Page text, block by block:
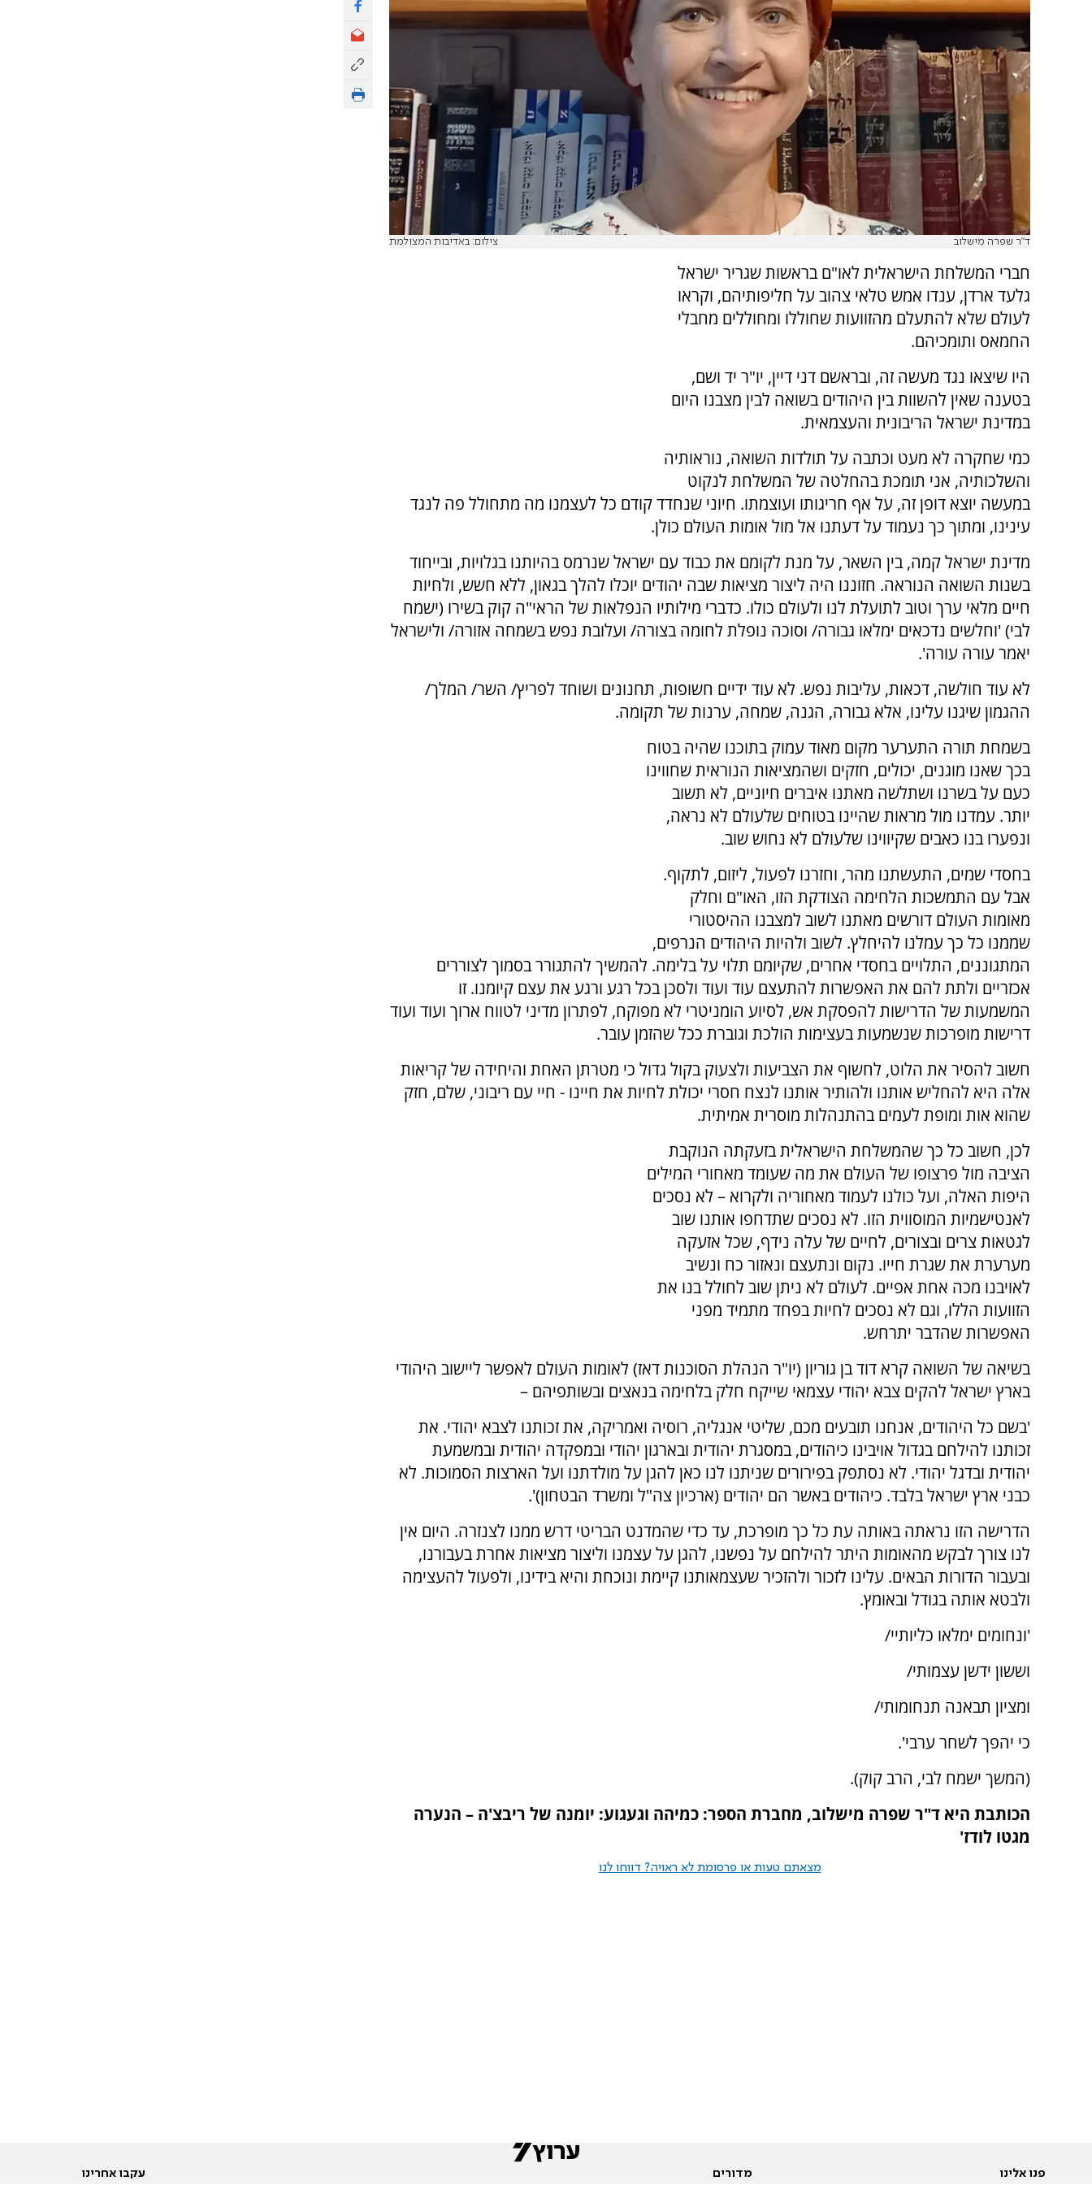
ד"ר שפרה מישלוב צילום: באדיבות המצולמת
חברי המשלחת הישראלית לאו"ם בראשות שגריר ישראל
גלעד ארדן, ענדו אמש טלאי צהוב על חליפותיהם, וקראו
לעולם שלא להתעלם מהזוועות שחוללו ומחוללים מחבלי
החמאס ותומכיהם.
היו שיצאו נגד מעשה זה, ובראשם דני דיין, יו"ר יד ושם,
בטענה שאין להשוות בין היהודים בשואה לבין מצבנו היום
במדינת ישראל הריבונית והעצמאית.
כמי שחקרה לא מעט וכתבה על תולדות השואה, נוראותיה
והשלכותיה, אני תומכת בהחלטה של המשלחת לנקוט
במעשה יוצא דופן זה, על אף חריגותו ועוצמתו. חיוני שנחדד קודם כל לעצמנו מה מתחולל פה לנגד
עינינו, ומתוך כך נעמוד על דעתנו אל מול אומות העולם כולן.
מדינת ישראל קמה, בין השאר, על מנת לקומם את כבוד עם ישראל שנרמס בהיותנו בגלויות, ובייחוד
בשנות השואה הנוראה. חזוננו היה ליצור מציאות שבה יהודים יוכלו להלך בגאון, ללא חשש, ולחיות
חיים מלאי ערך וטוב לתועלת לנו ולעולם כולו. כדברי מילותיו הנפלאות של הראי"ה קוק בשירו (ישמח
לבי) 'וחלשים נדכאים ימלאו גבורה/ וסוכה נופלת לחומה בצורה/ ועלובת נפש בשמחה אזורה/ ולישראל
יאמר עורה עורה'.
לא עוד חולשה, דכאות, עליבות נפש. לא עוד ידיים חשופות, תחנונים ושוחד לפריץ/ השר/ המלך/
ההגמון שיגנו עלינו, אלא גבורה, הגנה, שמחה, ערנות של תקומה.
בשמחת תורה התערער מקום מאוד עמוק בתוכנו שהיה בטוח
בכך שאנו מוגנים, יכולים, חזקים ושהמציאות הנוראית שחווינו
כעם על בשרנו ושתלשה מאתנו איברים חיוניים, לא תשוב
יותר. עמדנו מול מראות שהיינו בטוחים שלעולם לא נראה,
ונפערו בנו כאבים שקיווינו שלעולם לא נחוש שוב.
בחסדי שמים, התעשתנו מהר, וחזרנו לפעול, ליזום, לתקוף.
אבל עם התמשכות הלחימה הצודקת הזו, האו"ם וחלק
מאומות העולם דורשים מאתנו לשוב למצבנו ההיסטורי
שממנו כל כך עמלנו להיחלץ. לשוב ולהיות היהודים הנרפים,
המתגוננים, התלויים בחסדי אחרים, שקיומם תלוי על בלימה. להמשיך להתגורר בסמוך לצוררים
אכזריים ולתת להם את האפשרות להתעצם עוד ועוד ולסכן בכל רגע ורגע את עצם קיומנו. זו
המשמעות של הדרישות להפסקת אש, לסיוע הומניטרי לא מפוקח, לפתרון מדיני לטווח ארוך ועוד ועוד
דרישות מופרכות שנשמעות בעצימות הולכת וגוברת ככל שהזמן עובר.
חשוב להסיר את הלוט, לחשוף את הצביעות ולצעוק בקול גדול כי מטרתן האחת והיחידה של קריאות
אלה היא להחליש אותנו ולהותיר אותנו לנצח חסרי יכולת לחיות את חיינו - חיי עם ריבוני, שלם, חזק
שהוא אות ומופת לעמים בהתנהלות מוסרית אמיתית.
לכן, חשוב כל כך שהמשלחת הישראלית בזעקתה הנוקבת
הציבה מול פרצופו של העולם את מה שעומד מאחורי המילים
היפות האלה, ועל כולנו לעמוד מאחוריה ולקרוא – לא נסכים
לאנטישמיות המוסווית הזו. לא נסכים שתדחפו אותנו שוב
לגטאות צרים ובצורים, לחיים של עלה נידף, שכל אזעקה
מערערת את שגרת חייו. נקום ונתעצם ונאזור כח ונשיב
לאויבנו מכה אחת אפיים. לעולם לא ניתן שוב לחולל בנו את
הזוועות הללו, וגם לא נסכים לחיות בפחד מתמיד מפני
האפשרות שהדבר יתרחש.
בשיאה של השואה קרא דוד בן גוריון (יו"ר הנהלת הסוכנות דאז) לאומות העולם לאפשר ליישוב היהודי
בארץ ישראל להקים צבא יהודי עצמאי שייקח חלק בלחימה בנאצים ובשותפיהם –
'בשם כל היהודים, אנחנו תובעים מכם, שליטי אנגליה, רוסיה ואמריקה, את זכותנו לצבא יהודי. את
זכותנו להילחם בגדול אויבינו כיהודים, במסגרת יהודית ובארגון יהודי ובמפקדה יהודית ובמשמעת
יהודית ובדגל יהודי. לא נסתפק בפירורים שניתנו לנו כאן להגן על מולדתנו ועל הארצות הסמוכות. לא
כבני ארץ ישראל בלבד. כיהודים באשר הם יהודים (ארכיון צה"ל ומשרד הבטחון)'.
הדרישה הזו נראתה באותה עת כל כך מופרכת, עד כדי שהמדנט הבריטי דרש ממנו לצנזרה. היום אין
לנו צורך לבקש מהאומות היתר להילחם על נפשנו, להגן על עצמנו וליצור מציאות אחרת בעבורנו,
ובעבור הדורות הבאים. עלינו לזכור ולהזכיר שעצמאותנו קיימת ונוכחת והיא בידינו, ולפעול להעצימה
ולבטא אותה בגודל ובאומץ.
'ונחומים ימלאו כליותיי/
וששון ידשן עצמותי/
ומציון תבאנה תנחומותי/
כי יהפך לשחר ערבי'.
(המשך ישמח לבי, הרב קוק).
הכותבת היא ד"ר שפרה מישלוב, מחברת הספר: כמיהה וגעגוע: יומנה של ריבצ'ה – הנערה
מגטו לודז'
מצאתם טעות או פרסומת לא ראויה? דווחו לנו
פנו אלינו מדורים עקבו אחרינו